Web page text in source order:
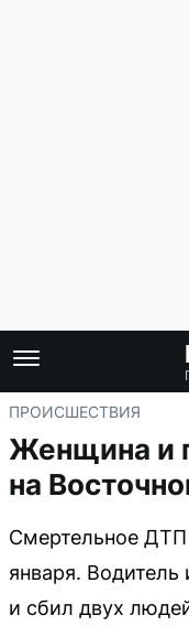
ПРОИСШЕСТВИЯ
Женщина и
на
Смертельное
января. Водитель
и сбил двух